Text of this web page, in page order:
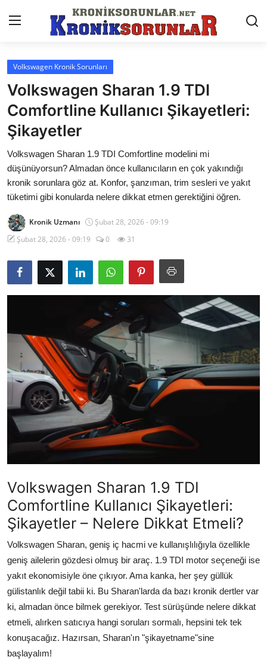
Anasayfa
Markalar
İletişim
Trafik & Cezalar
Sigorta & Kasko
Muayene & Ruhsat
Sorgulamalar
İkinci El & Alım-Satım
Bakım & Arıza Çözümleri
Elektrikli & Hibrit
Kiralama & Filo
Sürüş & Güvenlik
Lastik & Jant
Yağlar & Sıvılar
Elektrik & Akü
Klima & Konfor
Aydınlatma & Görüş
Şanzıman & Aktarma
Dizel Sistemler
Multimedya & Elektronik
Volkswagen Kronik Sorunları
Volkswagen Sharan 1.9 TDI
Comfortline Kullanıcı Şikayetleri:
Şikayetler
Volkswagen Sharan 1.9 TDI Comfortline modelini mi
düşünüyorsun? Almadan önce kullanıcıların en çok yakındığı
kronik sorunlara göz at. Konfor, şanzıman, trim sesleri ve yakıt
tüketimi gibi konularda nelere dikkat etmen gerektiğini öğren.
Kronik Uzmanı
Şubat 28, 2026 - 09:19
Şubat 28, 2026 - 09:19
0 31
Volkswagen Sharan 1.9 TDI
Comfortline Kullanıcı Şikayetleri:
Şikayetler – Nelere Dikkat Etmeli?
Volkswagen Sharan, geniş iç hacmi ve kullanışlılığıyla özellikle
geniş ailelerin gözdesi olmuş bir araç. 1.9 TDI motor seçeneği ise
yakıt ekonomisiyle öne çıkıyor. Ama kanka, her şey güllük
gülistanlık değil tabii ki. Bu Sharan'larda da bazı kronik dertler var
ki, almadan önce bilmek gerekiyor. Test sürüşünde nelere dikkat
etmeli, alırken satıcıya hangi soruları sormalı, hepsini tek tek
konuşacağız. Hazırsan, Sharan'ın "şikayetname"sine
başlayalım!